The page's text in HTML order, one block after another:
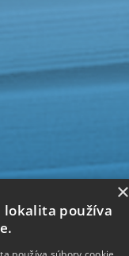
×
lokalita používa